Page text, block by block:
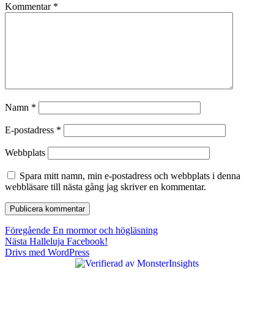
Kommentar *
Namn *
E-postadress *
Webbplats
Spara mitt namn, min e-postadress och webbplats i denna
webbläsare till nästa gång jag skriver en kommentar.
Inläggsnavigering
Föregående Föregående
inlägg:
En mormor och högläsning
Nästa Nästa
inlägg:
Halleluja Facebook!
Drivs med WordPress